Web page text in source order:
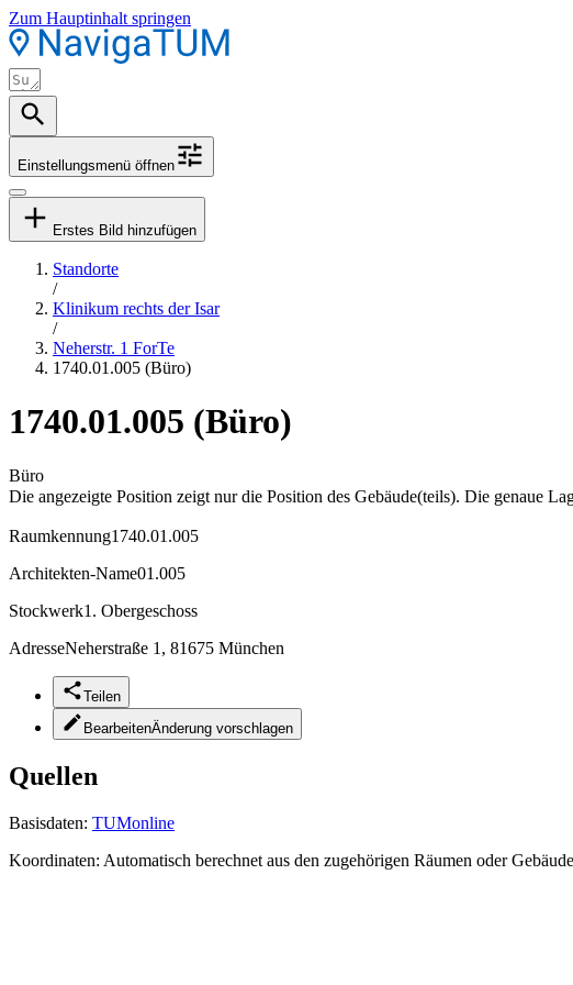
Zum Hauptinhalt springen
Einstellungsmenü öffnen
Erstes Bild hinzufügen
Standorte
/
Klinikum rechts der Isar
/
Neherstr. 1 ForTe
1740.01.005 (Büro)
1740.01.005 (Büro)
Büro
Die angezeigte Position zeigt nur die Position des Gebäude(teils). Die genaue
Raumkennung1740.01.005
Architekten-Name01.005
Stockwerk1. Obergeschoss
AdresseNeherstraße 1, 81675 München
Teilen
BearbeitenÄnderung vorschlagen
Quellen
Basisdaten: TUMonline
Koordinaten: Automatisch berechnet aus den zugehörigen Räumen oder